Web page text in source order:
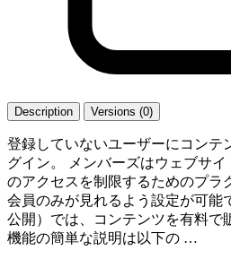
Description Versions (0)
登録していないユーザーにコンテ
グイン。 メンバーズはウェブサ
のアクセスを制限するためのプラ
会員のみが見れるよう設定が可能
公開）では、コンテンツを有料で
機能の簡単な説明は以下の …